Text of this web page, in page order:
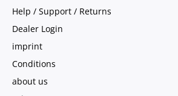
Help / Support / Returns
Dealer Login
imprint
Conditions
about us